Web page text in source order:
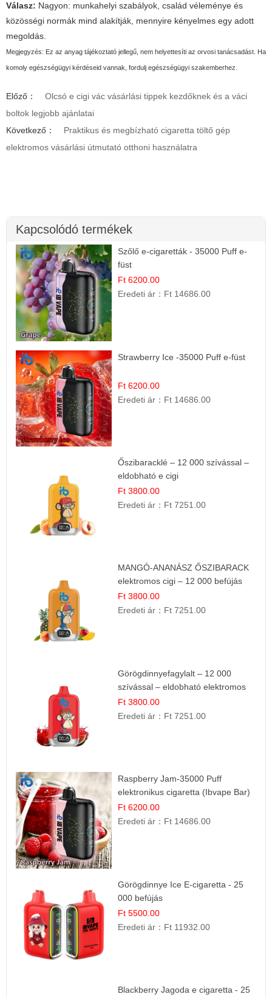
Válasz: Nagyon: munkahelyi szabályok, család véleménye és
közösségi normák mind alakítják, mennyire kényelmes egy adott
megoldás.
Megjegyzés: Ez az anyag tájékoztató jellegű, nem helyettesíti az orvosi tanácsadást. Ha
komoly egészségügyi kérdéseid vannak, fordulj egészségügyi szakemberhez.
Előző：
Olcsó e cigi vác vásárlási tippek kezdőknek és a váci
boltok legjobb ajánlatai
Következő：
Praktikus és megbízható cigaretta töltő gép
elektromos vásárlási útmutató otthoni használatra
Kapcsolódó termékek
Szőlő e-cigaretták - 35000 Puff e-
füst
Ft 6200.00
Eredeti ár： Ft 14686.00
Strawberry Ice -35000 Puff e-füst
Ft 6200.00
Eredeti ár： Ft 14686.00
Őszibaracklé – 12 000 szívással –
eldobható e cigi
Ft 3800.00
Eredeti ár： Ft 7251.00
MANGÓ-ANANÁSZ ŐSZIBARACK
elektromos cigi – 12 000 befújás
Ft 3800.00
Eredeti ár： Ft 7251.00
Görögdinnyefagylalt – 12 000
szívással – eldobható elektromos
cigi
Ft 3800.00
Eredeti ár： Ft 7251.00
Raspberry Jam-35000 Puff
elektronikus cigaretta (Ibvape Bar)
Ft 6200.00
Eredeti ár： Ft 14686.00
Görögdinnye Ice E-cigaretta - 25
000 befújás
Ft 5500.00
Eredeti ár： Ft 11932.00
Blackberry Jagoda e cigaretta - 25